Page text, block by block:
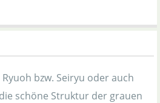
bzw. Seiryu oder auch
schöne Struktur der grauen